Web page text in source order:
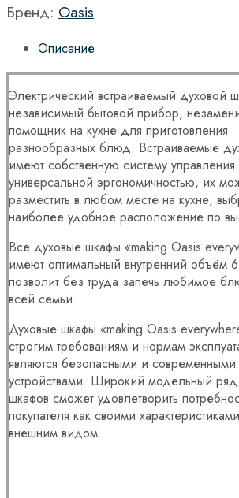
Бренд: Oasis
Описание
Электрический встраиваемый духовой
независимый бытовой прибор,
помощник на кухне для приготовления
разнообразных блюд. Встраиваемые
имеют собственную систему
универсальной эргономичностью, их
разместить в любом месте на кухне,
наиболее удобное расположение по
Все духовые шкафы «making Oasis
имеют оптимальный внутренний объём
позволит без труда запечь любимое
всей семьи.
Духовые шкафы «making Oasis
строгим требованиям и нормам
являются безопасными и современными
устройствами. Широкий модельный
шкафов сможет удовлетворить
покупателя как своими
внешним видом.